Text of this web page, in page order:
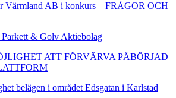
Värmland AB i konkurs – FRÅGOR OCH
Parkett & Golv Aktiebolag
ATT FÖRVÄRVA PÅBÖRJAD
belägen i området Edsgatan i Karlstad